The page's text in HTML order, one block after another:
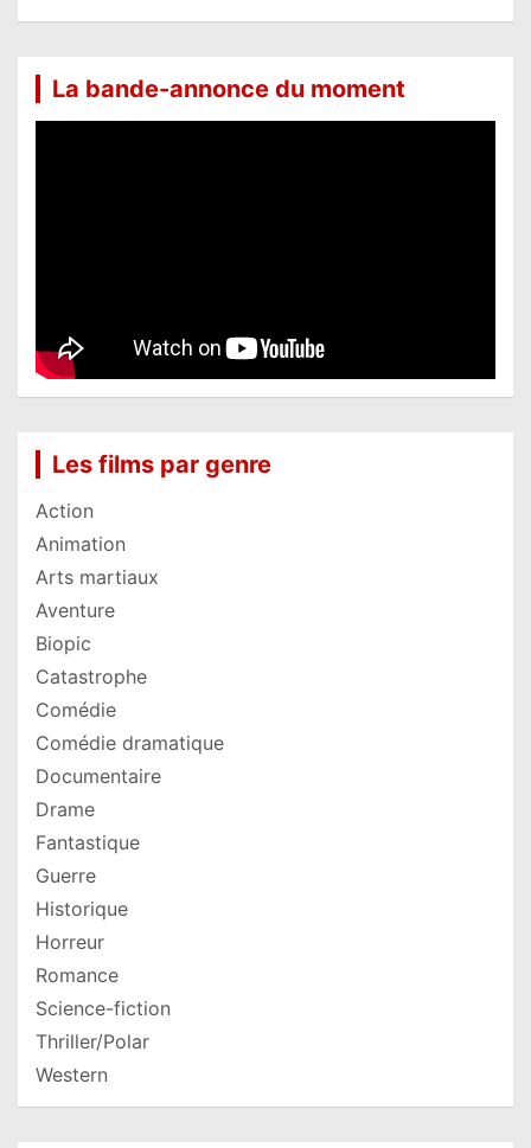
La bande-annonce du moment
Les films par genre
Action
Animation
Arts martiaux
Aventure
Biopic
Catastrophe
Comédie
Comédie dramatique
Documentaire
Drame
Fantastique
Guerre
Historique
Horreur
Romance
Science-fiction
Thriller/Polar
Western